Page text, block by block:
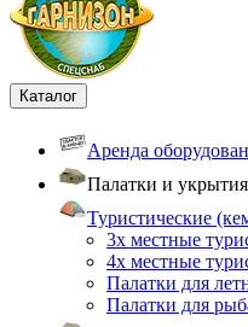
Каталог
Аренда
Палатки и укрытия
Туристические
3х местные
4х местные
Палатки для
Палатки для